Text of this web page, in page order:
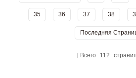
35 36 37 38
Последняя
Всего 112